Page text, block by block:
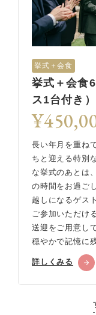
挙式＋会食
挙式＋会食
ス1台付き）
長い年月を重ね
ちと迎える特別
な挙式のあとは
の時間をお過ご
越しになるゲス
ご参加いただけ
送迎をご用意し
穏やかで記憶に
詳しくみる